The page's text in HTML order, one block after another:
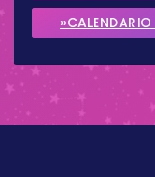
»CALENDARIO